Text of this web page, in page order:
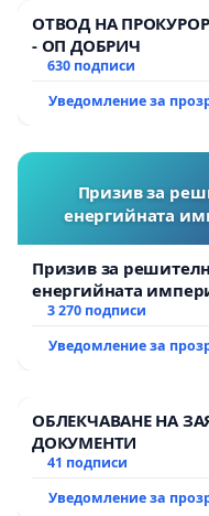
ОТВОД НА
- ОП ДОБРИЧ
630 подписи
Уведомление за
Призив за
енергийната
Призив за
енергийната
3 270 подписи
Уведомление за
ОБЛЕКЧАВАНЕ НА
ДОКУМЕНТИ
41 подписи
Уведомление за